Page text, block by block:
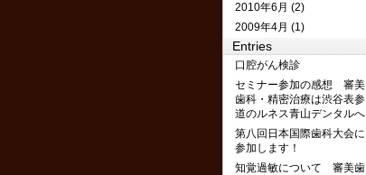
2010年6月 (2)
2009年4月 (1)
Entries
口腔がん検診
セミナー参加の感想 審美
歯科・精密治療は渋谷表参
道のルネス青山デンタルへ
第八回日本国際歯科大会に
参加します！
知覚過敏について 審美歯